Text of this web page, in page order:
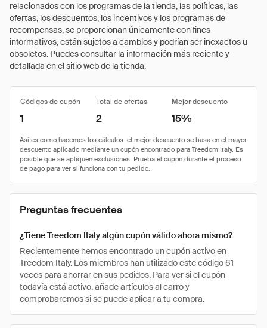
relacionados con los programas de la tienda, las políticas, las
ofertas, los descuentos, los incentivos y los programas de
recompensas, se proporcionan únicamente con fines
informativos, están sujetos a cambios y podrían ser inexactos u
obsoletos. Puedes consultar la información más reciente y
detallada en el sitio web de la tienda.
Códigos de cupón Total de ofertas Mejor descuento
1 2 15%
Preguntas frecuentes
¿Tiene Treedom Italy algún cupón válido ahora mismo?
Recientemente hemos encontrado un cupón activo en
Treedom Italy. Los miembros han utilizado este código 61
veces para ahorrar en sus pedidos. Para ver si el cupón
todavía está activo, añade artículos al carro y
comprobaremos si se puede aplicar a tu compra.